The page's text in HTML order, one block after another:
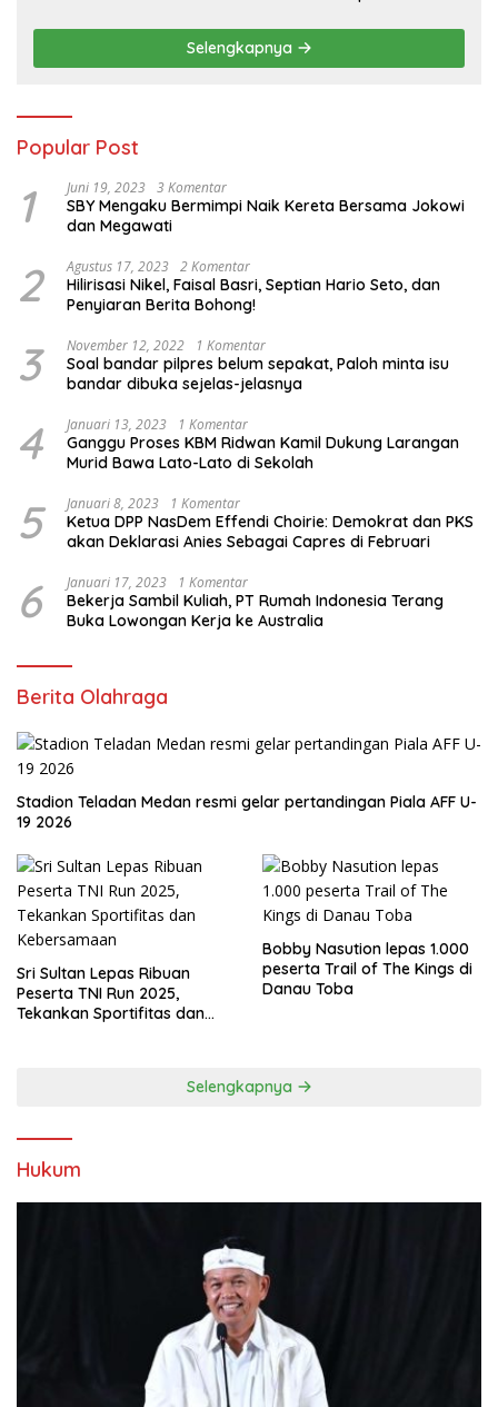
Pertanian Nasional
Selengkapnya
Popular Post
1 Juni 19, 2023 3 Komentar
SBY Mengaku Bermimpi Naik Kereta Bersama Jokowi
dan Megawati
2 Agustus 17, 2023 2 Komentar
Hilirisasi Nikel, Faisal Basri, Septian Hario Seto, dan
Penyiaran Berita Bohong!
3 November 12, 2022 1 Komentar
Soal bandar pilpres belum sepakat, Paloh minta isu
bandar dibuka sejelas-jelasnya
4 Januari 13, 2023 1 Komentar
Ganggu Proses KBM Ridwan Kamil Dukung Larangan
Murid Bawa Lato-Lato di Sekolah
5 Januari 8, 2023 1 Komentar
Ketua DPP NasDem Effendi Choirie: Demokrat dan PKS
akan Deklarasi Anies Sebagai Capres di Februari
6 Januari 17, 2023 1 Komentar
Bekerja Sambil Kuliah, PT Rumah Indonesia Terang
Buka Lowongan Kerja ke Australia
Berita Olahraga
Stadion Teladan Medan resmi gelar pertandingan Piala AFF U-
19 2026
Sri Sultan Lepas Ribuan
Peserta TNI Run 2025,
Tekankan Sportifitas dan
Bobby Nasution lepas 1.000
peserta Trail of The Kings di
Danau Toba
Selengkapnya
Hukum